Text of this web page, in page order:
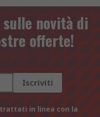
novità di
offerte!
Iscriviti
in linea con la